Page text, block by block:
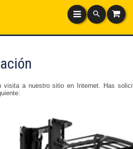
visita a nuestro sitio en Internet. Has